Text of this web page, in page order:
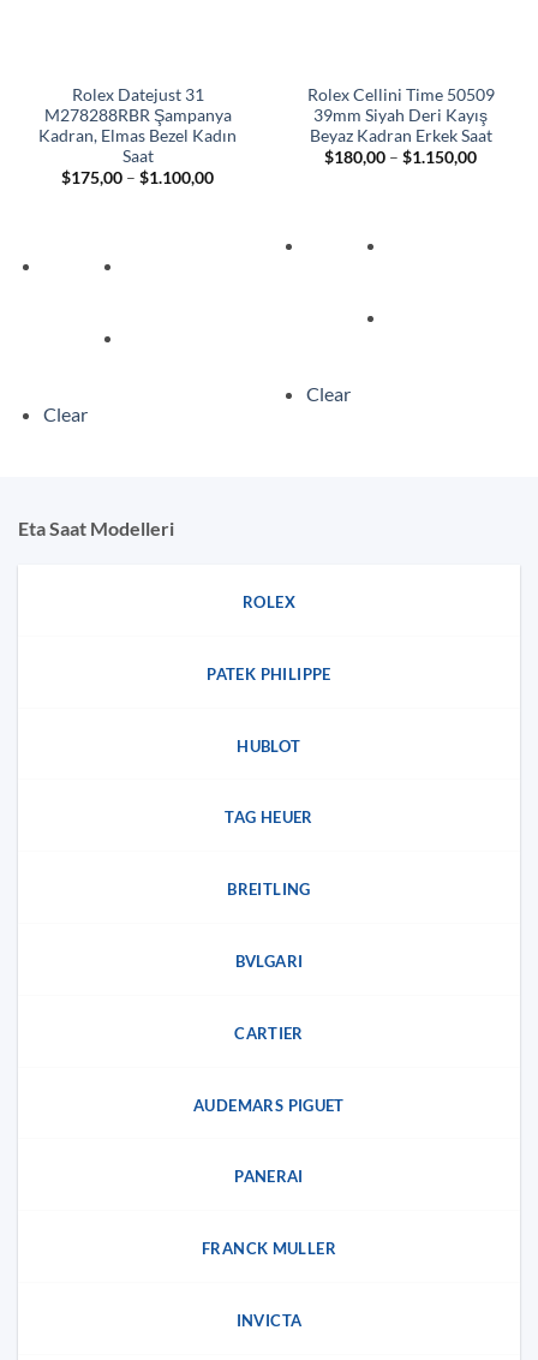
Rolex Datejust 31
M278288RBR Şampanya
Kadran, Elmas Bezel Kadın
Saat
$175,00 – $1.100,00Fiyat
Clear
Rolex Cellini Time 50509
39mm Siyah Deri Kayış
Beyaz Kadran Erkek Saat
$180,00 – $1.150,00Fiyat
Clear
Eta Saat Modelleri
ROLEX
PATEK PHILIPPE
HUBLOT
TAG HEUER
BREITLING
BVLGARI
CARTIER
AUDEMARS PIGUET
PANERAI
FRANCK MULLER
INVICTA